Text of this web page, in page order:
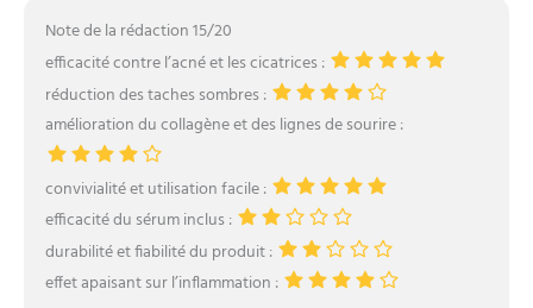
Note de la rédaction 15/20
efficacité contre l’acné et les cicatrices :
réduction des taches sombres :
amélioration du collagène et des lignes de sourire :
convivialité et utilisation facile :
efficacité du sérum inclus :
durabilité et fiabilité du produit :
effet apaisant sur l’inflammation :